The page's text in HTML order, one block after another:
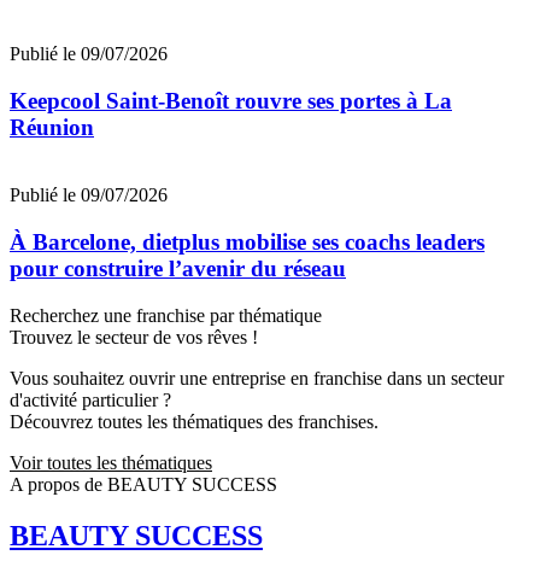
Publié le 09/07/2026
Keepcool Saint-Benoît rouvre ses portes à La
Réunion
Publié le 09/07/2026
À Barcelone, dietplus mobilise ses coachs leaders
pour construire l’avenir du réseau
Recherchez une franchise par thématique
Trouvez le secteur de vos rêves !
Vous souhaitez ouvrir une entreprise en franchise dans un secteur
d'activité particulier ?
Découvrez toutes les thématiques des franchises.
Voir toutes les thématiques
A propos de BEAUTY SUCCESS
BEAUTY SUCCESS